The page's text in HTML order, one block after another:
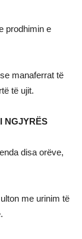
prodhimin e
manaferrat të
të ujit.
NGJYRËS
disa orëve,
me urinim të